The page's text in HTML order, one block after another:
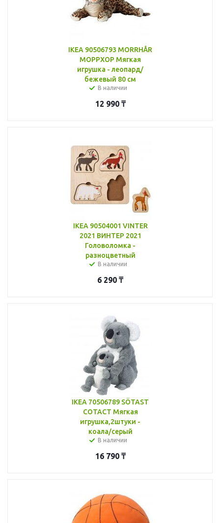
IKEA 90506793 MORRHÅR
МОРРХОР Мягкая
игрушка - леопард/
бежевый 80 см
В наличии
12 990₸
IKEA 90504001 VINTER
2021 ВИНТЕР 2021
Головоломка -
разноцветный
В наличии
6 290 ₸
IKEA 70506789 SÖTAST
СОТАСТ Мягкая
игрушка,2штуки -
коала/серый
В наличии
16 790₸